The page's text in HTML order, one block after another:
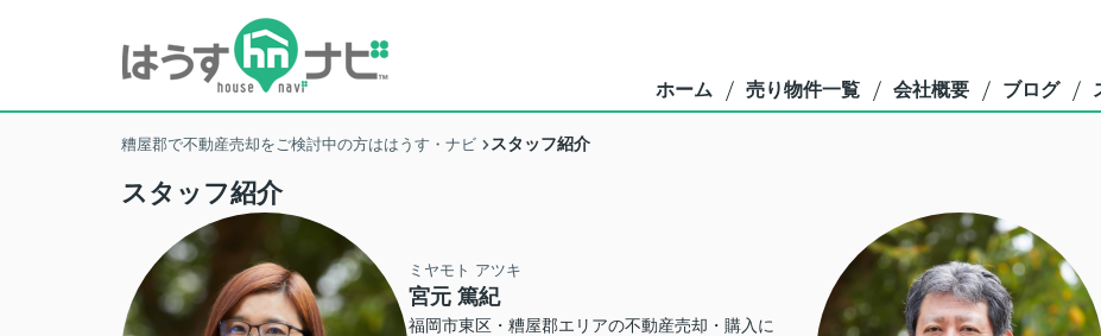
ホーム 売り物件一覧 会社概要 ブログ
糟屋郡で不動産売却をご検討中の方ははうす・ナビ スタッフ紹介
スタッフ紹介
ミヤモト アツキ
宮元 篤紀
福岡市東区・糟屋郡エリアの不動産売却・購入に